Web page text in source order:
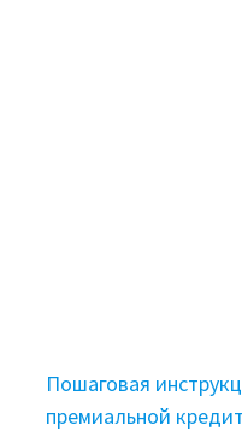
Пошаговая
премиальной